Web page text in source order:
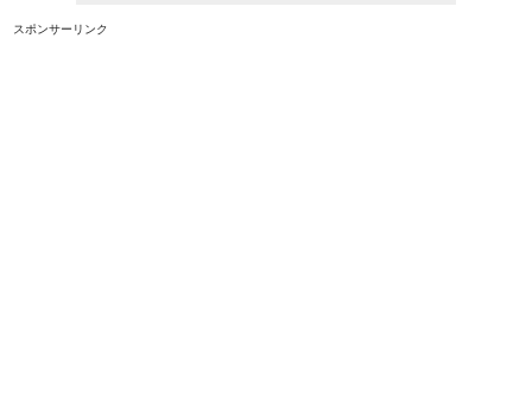
スポンサーリンク